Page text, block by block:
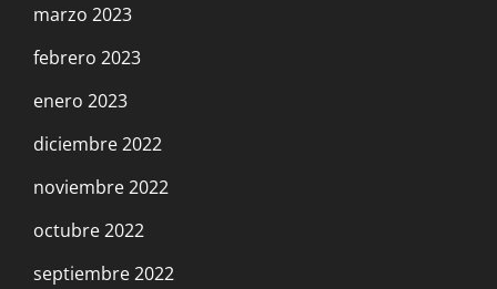
marzo 2023
febrero 2023
enero 2023
diciembre 2022
noviembre 2022
octubre 2022
septiembre 2022